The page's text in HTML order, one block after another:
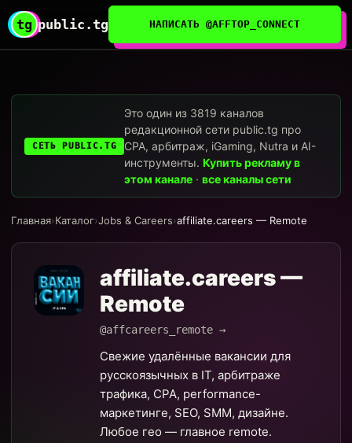
tg public.tg НАПИСАТЬ @AFFTOP_CONNECT
СЕТЬ PUBLIC.TG
Это один из 3819 каналов
редакционной сети public.tg про
CPA, арбитраж, iGaming, Nutra и AI-
инструменты.Купить рекламу в
этом канале ·все каналы сети
Главная›Каталог›Jobs & Careers›affiliate.careers — Remote
affiliate.careers —
Remote
@affcareers_remote →
Свежие удалённые вакансии для
русскоязычных в IT, арбитраже
трафика, CPA, performance-
маркетинге, SEO, SMM, дизайне.
Любое гео — главное remote.